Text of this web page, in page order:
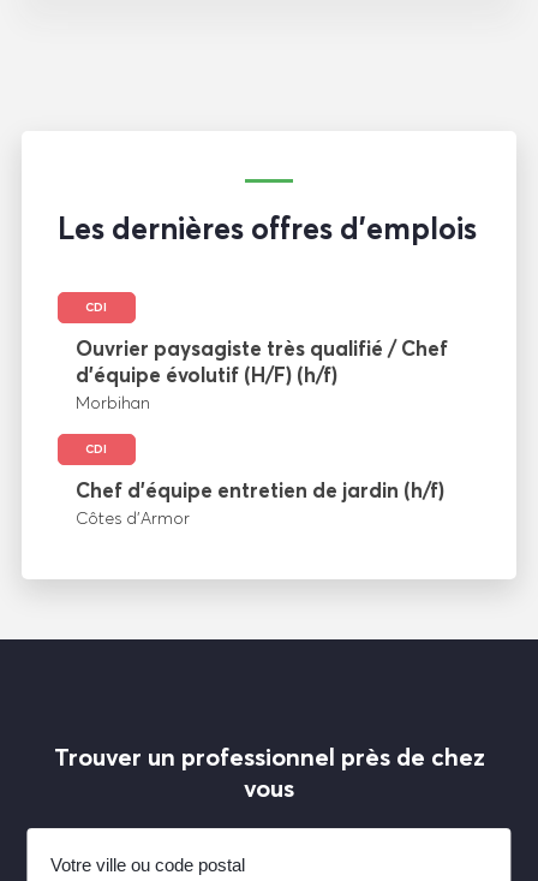
Les dernières offres d'emplois
CDI
Ouvrier paysagiste très qualifié / Chef
d’équipe évolutif (H/F) (h/f)
Morbihan
CDI
Chef d’équipe entretien de jardin (h/f)
Côtes d’Armor
Trouver un professionnel près de chez
vous